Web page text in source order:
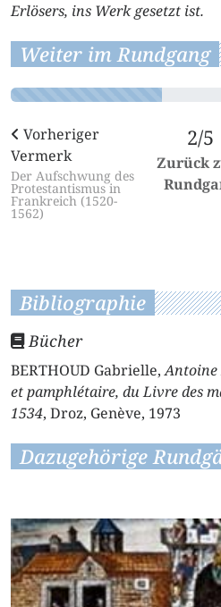
Erlösers, ins Werk gesetzt ist.
Weiter im Rundgang
Vorheriger
Vermerk
Der Aufschwung des
Protestantismus in
Frankreich (1520-
1562)
2/5
Zurück
Bibliographie
Bücher
BERTHOUD Gabrielle,
et pamphlétaire, du Livre des
1534, Droz, Genève, 1973
Dazugehörige